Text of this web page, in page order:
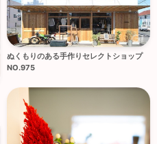
ぬくもりのある手作りセレクトショップ
NO.975